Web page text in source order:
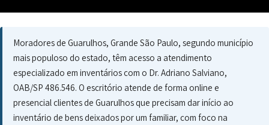
Moradores de Guarulhos, Grande São Paulo, segundo município
mais populoso do estado, têm acesso a atendimento
especializado em inventários com o Dr. Adriano Salviano,
OAB/SP 486.546. O escritório atende de forma online e
presencial clientes de Guarulhos que precisam dar início ao
inventário de bens deixados por um familiar, com foco na